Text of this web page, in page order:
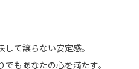
て譲らない安定感。
もあなたの心を満たす。